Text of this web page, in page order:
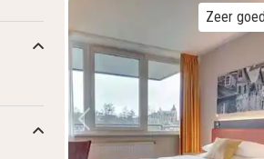
Vorige foto
Zeer goed